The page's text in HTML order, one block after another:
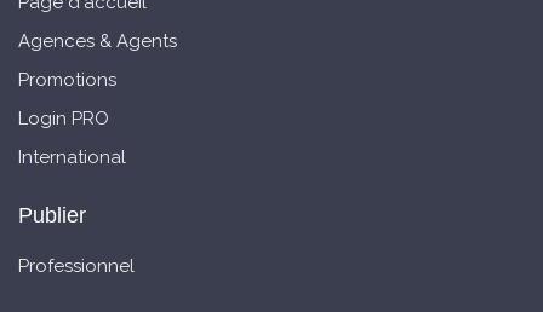
Agences & Agents
Promotions
Login PRO
International
Publier
Professionnel